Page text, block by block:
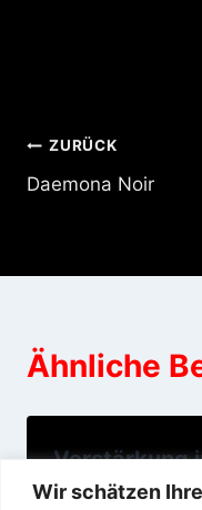
Wir schätzen
ZURÜCK
Daemona Noir
Ähnliche
Verstärkung
07/10/2014